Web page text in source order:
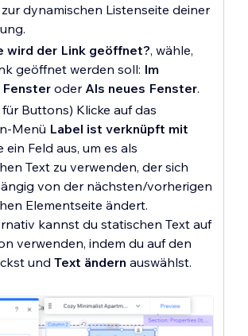
den Bild-Link:
unter
nach unten und klicke auf
Dropdown-Menü Link ist
mitund wähle unter
Seitendie
dynamische
aus.
Lege die Linkoptionen
Wähle aus, wie der Link geöffnet
werden soll:Im aktuellen
Fensteroder Als neues
Fenster
Klicke auf das Dropdown-Menü
Rel-Werte (SEO), um dierel-
Attributefür die Links
dynamischen Listenseite deiner
wird der Link geöffnet?, wähle,
geöffnet werden soll: Im
oder Als neues Fenster.
Buttons) Klicke auf das
Menü Label ist verknüpft mit
ein Feld aus, um es als
Text zu verwenden, der sich
von der nächsten/vorherigen
Elementseite ändert.
kannst du statischen Text auf
verwenden, indem du auf den
und Text ändern auswählst.